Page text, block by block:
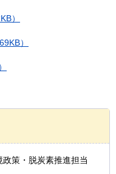
）
）
策・脱炭素推進担当